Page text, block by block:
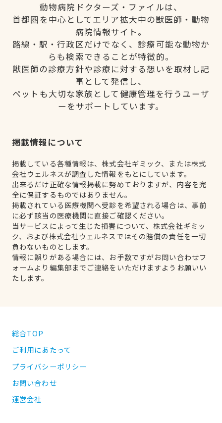
動物病院ドクターズ・ファイルは、
首都圏を中心としてエリア拡大中の獣医師・動物
病院情報サイト。
路線・駅・行政区だけでなく、診療可能な動物か
らも検索できることが特徴的。
獣医師の診療方針や診療に対する想いを取材し記
事として発信し、
ペットも大切な家族として健康管理を行うユーザ
ーをサポートしています。
掲載情報について
掲載している各種情報は、株式会社ギミック、または株式
会社ウェルネスが調査した情報をもとにしています。
出来るだけ正確な情報掲載に努めておりますが、内容を完
全に保証するものではありません。
掲載されている医療機関へ受診を希望される場合は、事前
に必ず該当の医療機関に直接ご確認ください。
当サービスによって生じた損害について、株式会社ギミッ
ク、および株式会社ウェルネスではその賠償の責任を一切
負わないものとします。
情報に誤りがある場合には、お手数ですがお問い合わせフ
ォームより編集部までご連絡をいただけますようお願いい
たします。
総合TOP
ご利用にあたって
プライバシーポリシー
お問い合わせ
運営会社